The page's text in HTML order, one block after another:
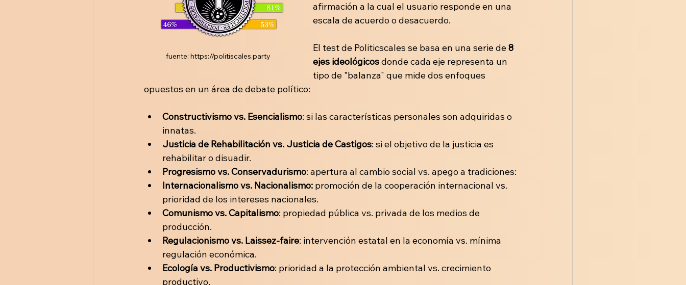
fuente: https://politiscales.party
afirmación a la cual el usuario responde en una
escala de acuerdo o desacuerdo.
El test de Politicscales se basa en una serie de 8
ejes ideológicos donde cada eje representa un
tipo de "balanza" que mide dos enfoques
opuestos en un área de debate político:
Constructivismo vs. Esencialismo: si las características personales son adquiridas o
innatas.
Justicia de Rehabilitación vs. Justicia de Castigos: si el objetivo de la justicia es
rehabilitar o disuadir.
Progresismo vs. Conservadurismo: apertura al cambio social vs. apego a tradiciones:
Internacionalismo vs. Nacionalismo: promoción de la cooperación internacional vs.
prioridad de los intereses nacionales.
Comunismo vs. Capitalismo: propiedad pública vs. privada de los medios de
producción.
Regulacionismo vs. Laissez-faire: intervención estatal en la economía vs. mínima
regulación económica.
Ecología vs. Productivismo: prioridad a la protección ambiental vs. crecimiento
productivo.